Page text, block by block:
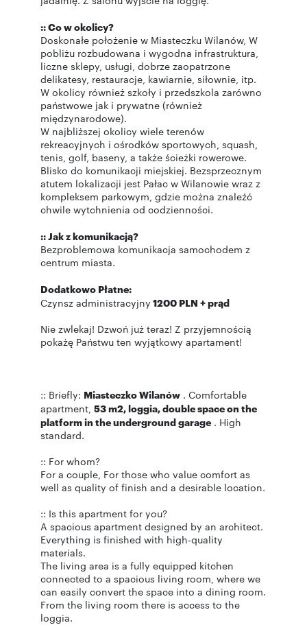
:: Co w okolicy?
Doskonałe położenie w Miasteczku Wilanów, W
pobliżu rozbudowana i wygodna infrastruktura,
liczne sklepy, usługi, dobrze zaopatrzone
delikatesy, restauracje, kawiarnie, siłownie, itp.
W okolicy również szkoły i przedszkola zarówno
państwowe jak i prywatne (również
międzynarodowe).
W najbliższej okolicy wiele terenów
rekreacyjnych i ośrodków sportowych, squash,
tenis, golf, baseny, a także ścieżki rowerowe.
Blisko do komunikacji miejskiej. Bezsprzecznym
atutem lokalizacji jest Pałac w Wilanowie wraz z
kompleksem parkowym, gdzie można znaleźć
chwile wytchnienia od codzienności.
:: Jak z komunikacją?
Bezproblemowa komunikacja samochodem z
centrum miasta.
Dodatkowo Płatne:
Czynsz administracyjny 1200 PLN + prąd
Nie zwlekaj! Dzwoń już teraz! Z przyjemnością
pokażę Państwu ten wyjątkowy apartament!
:: Briefly: Miasteczko Wilanów . Comfortable
apartment, 53 m2, loggia, double space on the
platform in the underground garage . High
standard.
:: For whom?
For a couple, For those who value comfort as
well as quality of finish and a desirable location.
:: Is this apartment for you?
A spacious apartment designed by an architect.
Everything is finished with high-quality
materials.
The living area is a fully equipped kitchen
connected to a spacious living room, where we
can easily convert the space into a dining room.
From the living room there is access to the
loggia.